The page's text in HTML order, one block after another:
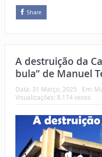
Share
A destruição da
bula” de Manuel
Data: 31 Março, 2025 Em:
Visualizações: 8.174 vezes